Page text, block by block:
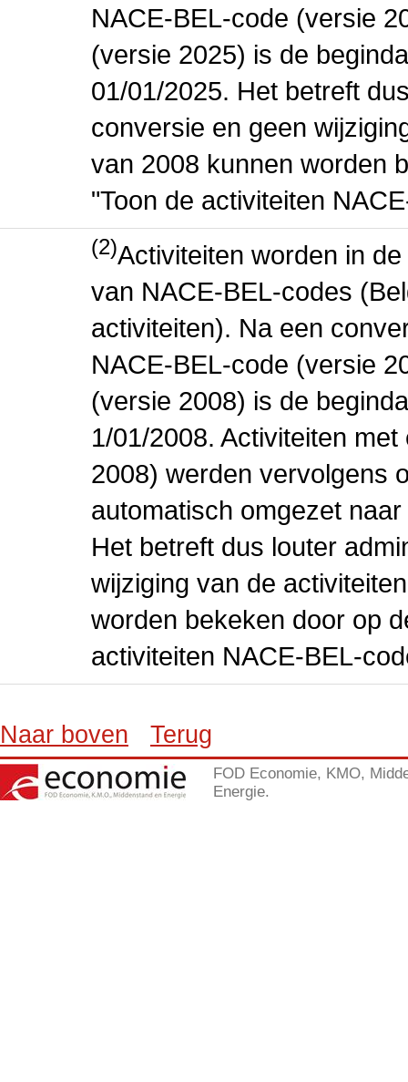
NACE-BEL-code (versie
(versie 2025) is de
01/01/2025. Het betreft
conversie en geen
van 2008 kunnen worden
"Toon de activiteiten
(2)Activiteiten worden in
van NACE-BEL-codes
activiteiten). Na een
NACE-BEL-code (versie
(versie 2008) is de
1/01/2008. Activiteiten
2008) werden vervolgens
automatisch omgezet
Het betreft dus louter
wijziging van de
worden bekeken door op
activiteiten NACE-BEL-
Naar boven Terug
FOD Economie, KMO,
Energie.